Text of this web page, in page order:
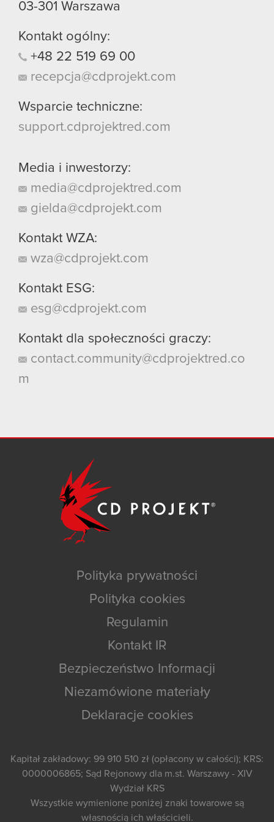
03-301 Warszawa
Kontakt ogólny:
+48 22 519 69 00
recepcja@cdprojekt.com
Wsparcie techniczne:
support.cdprojektred.com
Media i inwestorzy:
media@cdprojektred.com
gielda@cdprojekt.com
Kontakt WZA:
wza@cdprojekt.com
Kontakt ESG:
esg@cdprojekt.com
Kontakt dla społeczności graczy:
contact.community@cdprojektred.co
m
Polityka prywatności
Polityka cookies
Regulamin
Kontakt IR
Bezpieczeństwo Informacji
Niezamówione materiały
Deklaracje cookies
Kapitał zakładowy: 99 910 510 zł (opłacony w całości); KRS:
0000006865; Sąd Rejonowy dla m.st. Warszawy - XIV
Wydział KRS
Wszystkie wymienione poniżej znaki towarowe są
własnością ich właścicieli.